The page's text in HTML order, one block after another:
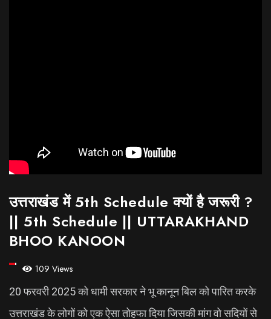
उत्तराखंड में 5th Schedule क्यों है जरूरी ?
|| 5th Schedule || UTTARAKHAND
BHOO KANOON
109 Views
20 फरवरी 2025 को धामी सरकार ने भू कानून बिल को पारित करके
उत्तराखंड के लोगों को एक ऐसा तोहफा दिया जिसकी मांग वो सदियों से